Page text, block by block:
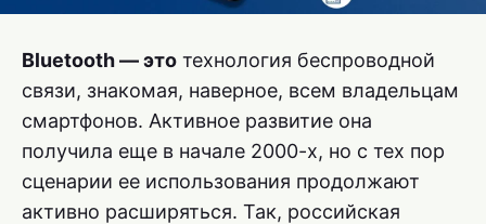
Bluetooth — это технология беспроводной
связи, знакомая, наверное, всем владельцам
смартфонов. Активное развитие она
получила еще в начале 2000-х, но с тех пор
сценарии ее использования продолжают
активно расширяться. Так, российская